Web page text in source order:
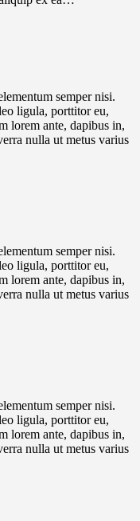
semper nisi.
ligula, porttitor eu,
lorem ante, dapibus in,
nulla ut metus varius
semper nisi.
ligula, porttitor eu,
lorem ante, dapibus in,
nulla ut metus varius
semper nisi.
ligula, porttitor eu,
lorem ante, dapibus in,
nulla ut metus varius